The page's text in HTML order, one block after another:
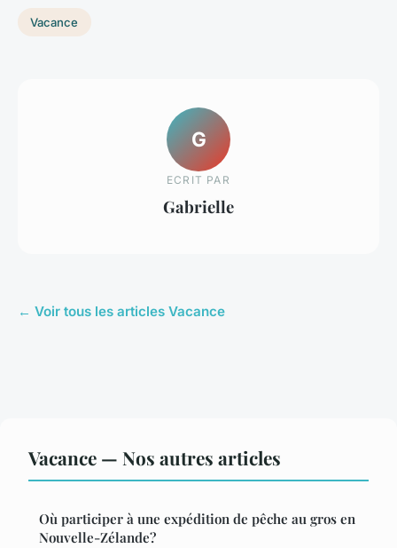
Vacance
G
ECRIT PAR
Gabrielle
← Voir tous les articles Vacance
Vacance — Nos autres articles
Où participer à une expédition de pêche au gros en
Nouvelle-Zélande?